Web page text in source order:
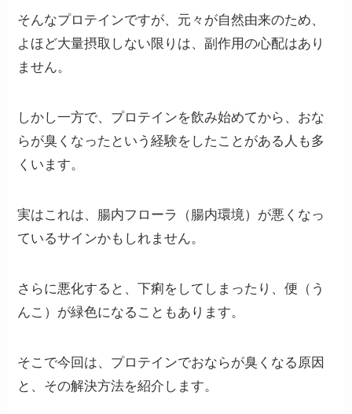
そんなプロテインですが、元々が自然由来のため、
よほど大量摂取しない限りは、副作用の心配はあり
ません。
しかし一方で、 プロテインを飲み始めてから、おな
らが臭くなったという経験をしたことがある人も多
くいます。
実はこれは、腸内フローラ（腸内環境）が悪くなっ
ているサインかもしれません。
さらに悪化すると、下痢をしてしまったり、便（う
んこ）が緑色になることもあります。
そこで今回は、 プロテインでおならが臭くなる原因
と、その解決方法を紹介します。